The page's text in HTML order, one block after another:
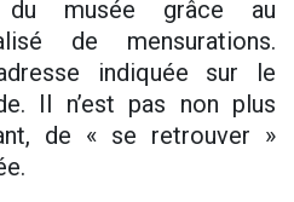
du musée grâce au
de mensurations.
indiquée sur le
Il n’est pas non plus
de « se retrouver »